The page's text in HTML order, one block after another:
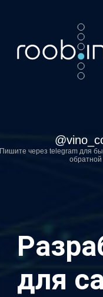
@
Пишите через telegram для
обратной
для
Хотите